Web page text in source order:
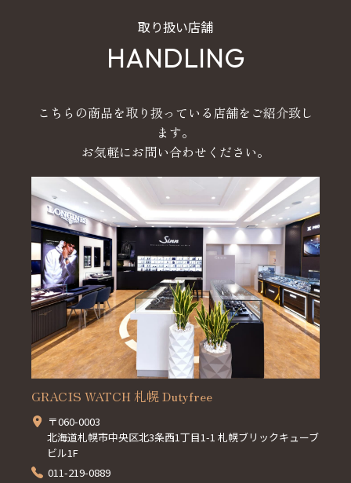
取り扱い店舗
HANDLING
こちらの商品を取り扱っている店舗をご紹介致し
ます。
お気軽にお問い合わせください。
GRACIS WATCH 札幌 Dutyfree
〒060-0003
北海道札幌市中央区北3条西1丁目1-1 札幌ブリックキューブ
ビル1F
011-219-0889